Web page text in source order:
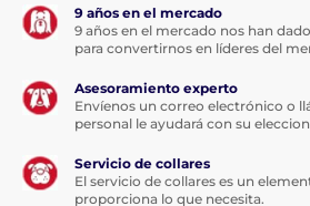
Las especificaciones técnicas
previo aviso. Las imágenes tienen
Vallas electrónicas Para
9 años en el mercado
9 años en el mercado nos han
para convertirnos en líderes del
Asesoramiento experto
Envíenos un correo electrónico o
personal le ayudará con su
Servicio de collares
El servicio de collares es un
proporciona lo que necesita.